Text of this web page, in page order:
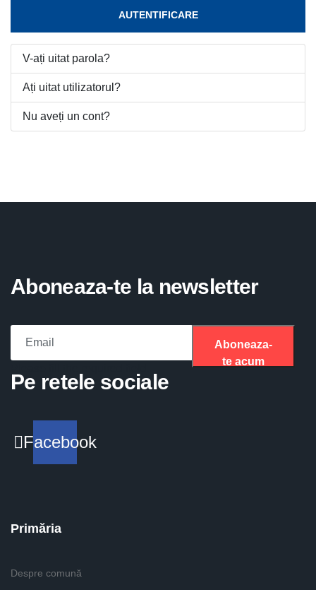
AUTENTIFICARE
V-ați uitat parola?
Ați uitat utilizatorul?
Nu aveți un cont?
Aboneaza-te la newsletter
Aboneaza-
te acum
Pe retele sociale
Facebook
Primăria
Despre comună